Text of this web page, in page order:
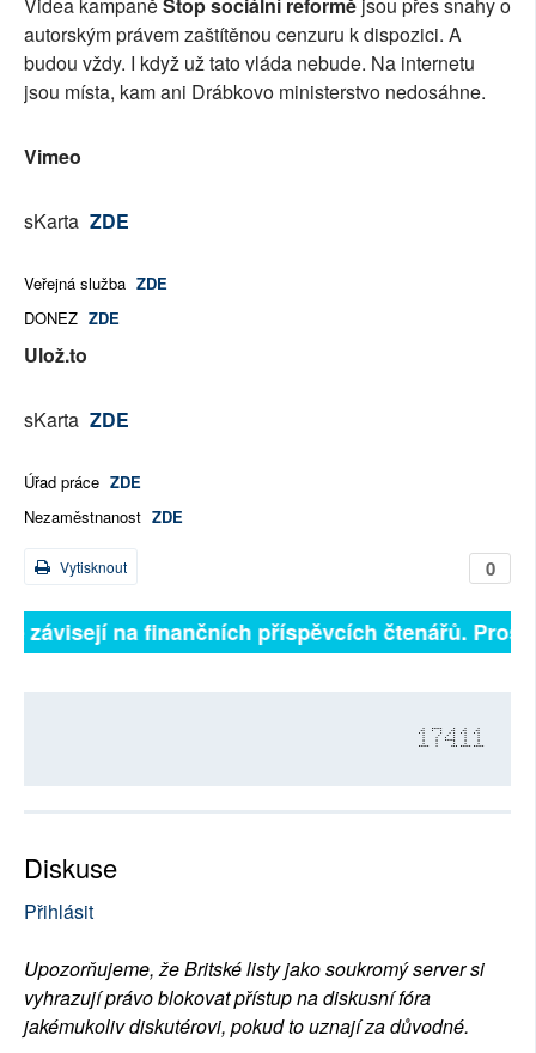
Videa kampaněStop sociální reformě jsou přes snahy o
autorským právem zaštítěnou cenzuru k dispozici. A
budou vždy. I když už tato vláda nebude. Na internetu
jsou místa, kam ani Drábkovo ministerstvo nedosáhne.
Vimeo
sKarta ZDE
Veřejná služba ZDE
DONEZ ZDE
Ulož.to
sKarta ZDE
Úřad práce ZDE
Nezaměstnanost ZDE
0
Vytisknout
závisejí na finančních příspěvcích čtenářů.
17411
Diskuse
Přihlásit
Upozorňujeme, že Britské listy jako soukromý server si
vyhrazují právo blokovat přístup na diskusní fóra
jakémukoliv diskutérovi, pokud to uznají za důvodné.